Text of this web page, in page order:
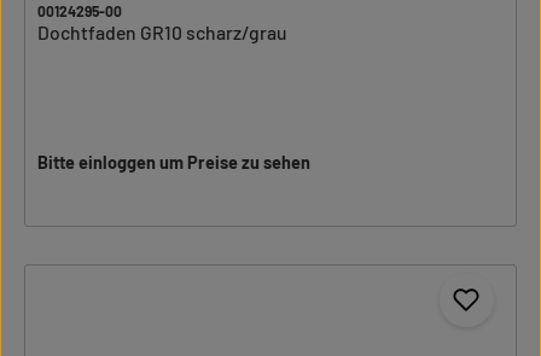
00124295-00
Dochtfaden GR10 scharz/grau
Bitte einloggen um Preise zu sehen